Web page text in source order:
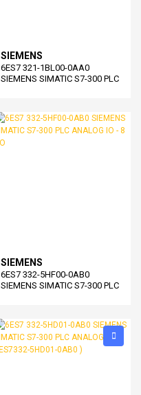
SIEMENS
6ES7 321-1BL00-0AA0
SIEMENS SIMATIC S7-300 PLC
SIEMENS
6ES7 332-5HF00-0AB0
SIEMENS SIMATIC S7-300 PLC